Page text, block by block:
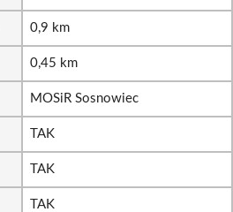
0,9 km
0,45 km
MOSiR Sosnowiec
TAK
TAK
TAK